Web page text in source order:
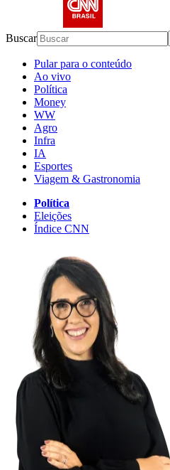
Buscar
Pular para o conteúdo
Ao vivo
Política
Money
WW
Agro
Infra
IA
Esportes
Viagem & Gastronomia
Política
Eleições
Índice CNN